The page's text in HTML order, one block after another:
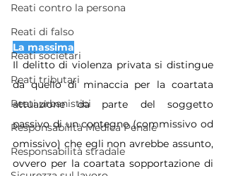
Reati contro la persona
Reati di falso
Reati societari
Reati tributari
Reati urbanistici
Responsabilità Medica Penale
Responsabilità stradale
La massima
Il delitto di violenza privata si distingue
da quello di minaccia per la coartata
attuazione da parte del soggetto
passivo di un contegno (commissivo od
omissivo) che egli non avrebbe assunto,
ovvero per la coartata sopportazione di